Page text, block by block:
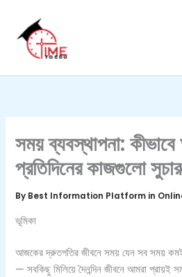
content
সময় ব্যবস্থাপনা:
প্রতিদিনের কাজগুলো
By Best Information Platform in
ভূমিকা
আজকের দ্রুতগতির জীবনে সময় যেন সব সময় কমই
— সবকিছু মিলিয়ে দৈনন্দিন জীবনে আমরা প্রায়ই
t
o
e